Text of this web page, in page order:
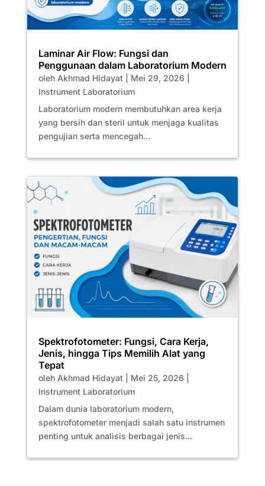
Laminar Air Flow: Fungsi dan
Penggunaan dalam Laboratorium Modern
oleh Akhmad Hidayat| Mei 29, 2026
Instrument Laboratorium
Laboratorium modern membutuhkan area kerja
yang bersih dan steril untuk menjaga kualitas
pengujian serta mencegah...
Spektrofotometer: Fungsi, Cara Kerja,
Jenis, hingga Tips Memilih Alat yang
Tepat
oleh Akhmad Hidayat| Mei 25, 2026
Instrument Laboratorium
Dalam dunia laboratorium modern,
spektrofotometer menjadi salah satu instrumen
penting untuk analisis berbagai jenis...